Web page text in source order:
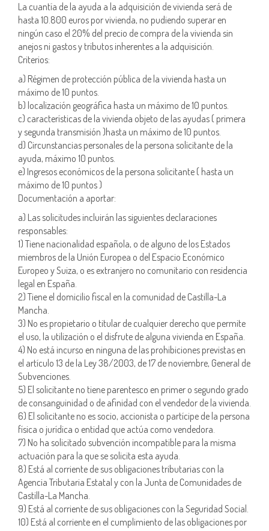
La cuantía de la ayuda a la adquisición de vivienda será de
hasta 10.800 euros por vivienda, no pudiendo superar en
ningún caso el 20% del precio de compra de la vivienda sin
anejos ni gastos y tributos inherentes a la adquisición.
Criterios:
a) Régimen de protección pública de la vivienda hasta un
máximo de 10 puntos.
b) localización geográfica hasta un máximo de 10 puntos.
c) características de la vivienda objeto de las ayudas ( primera
y segunda transmisión )hasta un máximo de 10 puntos.
d) Circunstancias personales de la persona solicitante de la
ayuda, máximo 10 puntos.
e) Ingresos económicos de la persona solicitante ( hasta un
máximo de 10 puntos )
Documentación a aportar:
a) Las solicitudes incluirán las siguientes declaraciones
responsables:
1) Tiene nacionalidad española, o de alguno de los Estados
miembros de la Unión Europea o del Espacio Económico
Europeo y Suiza, o es extranjero no comunitario con residencia
legal en España.
2) Tiene el domicilio fiscal en la comunidad de Castilla-La
Mancha.
3) No es propietario o titular de cualquier derecho que permite
el uso, la utilización o el disfrute de alguna vivienda en España.
4) No está incurso en ninguna de las prohibiciones previstas en
el artículo 13 de la Ley 38/2003, de 17 de noviembre, General de
Subvenciones.
5) El solicitante no tiene parentesco en primer o segundo grado
de consanguinidad o de afinidad con el vendedor de la vivienda.
6) El solicitante no es socio, accionista o partícipe de la persona
física o jurídica o entidad que actúa como vendedora.
7) No ha solicitado subvención incompatible para la misma
actuación para la que se solicita esta ayuda.
8) Está al corriente de sus obligaciones tributarias con la
Agencia Tributaria Estatal y con la Junta de Comunidades de
Castilla-La Mancha.
9) Está al corriente de sus obligaciones con la Seguridad Social.
10) Está al corriente en el cumplimiento de las obligaciones por